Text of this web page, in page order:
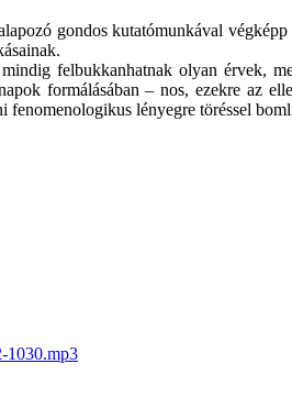
gondos kutatómunkával
felbukkanhatnak olyan érvek,
formálásában – nos, ezekre az
fenomenologikus lényegre töréssel
1030.mp3